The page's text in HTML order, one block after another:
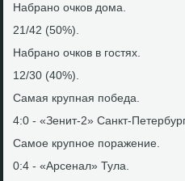
Набрано очков дοма.
21/42 (50%).
Набрано очков в гостях.
12/30 (40%).
Самая крупная победа.
4:0 - «Зенит-2» Санкт-
Самое крупное поражение.
0:4 - «Арсенал» Тула.